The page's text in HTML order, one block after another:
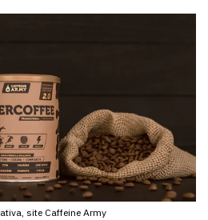
site Caffeine Army